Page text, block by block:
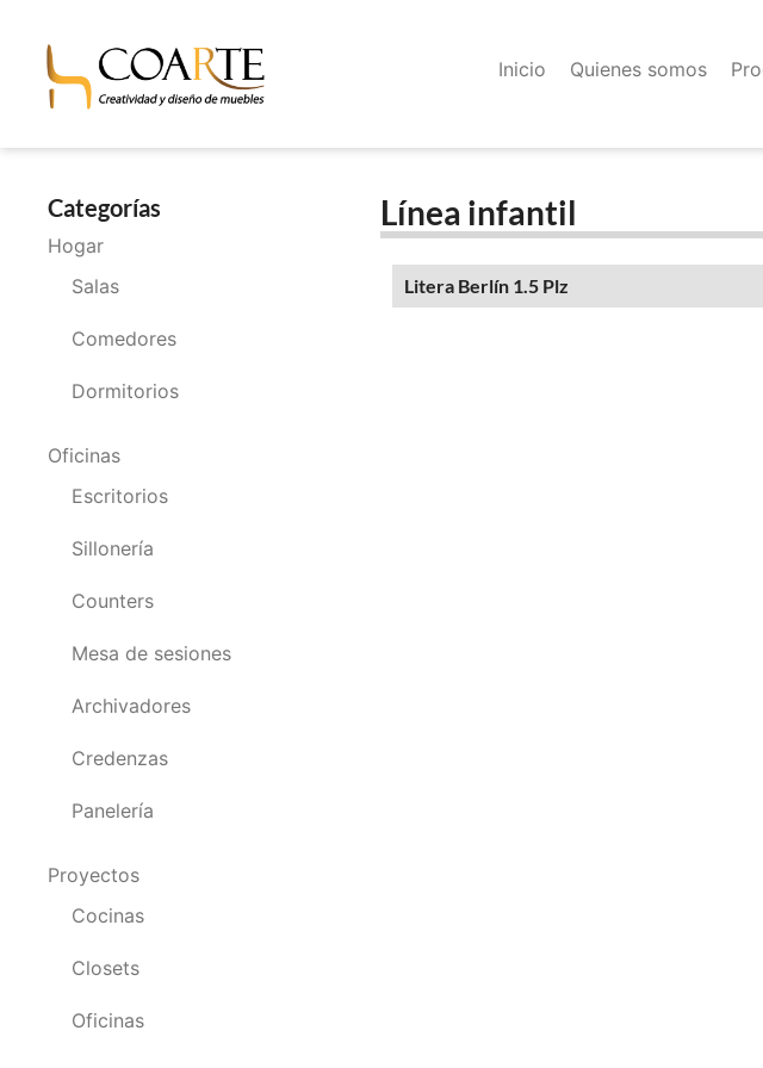
Inicio Quienes somos
Categorías
Hogar
Salas
Comedores
Dormitorios
Oficinas
Escritorios
Sillonería
Counters
Mesa de sesiones
Archivadores
Credenzas
Panelería
Proyectos
Cocinas
Closets
Oficinas
Línea infantil
Litera Berlín 1.5 Plz